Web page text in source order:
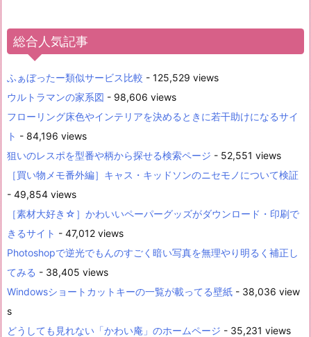
総合人気記事
ふぁぼったー類似サービス比較 - 125,529 views
ウルトラマンの家系図 - 98,606 views
フローリング床色やインテリアを決めるときに若干助けになるサイ
ト - 84,196 views
狙いのレスポを型番や柄から探せる検索ページ - 52,551 views
［買い物メモ番外編］キャス・キッドソンのニセモノについて検証
- 49,854 views
［素材大好き☆］かわいいペーパーグッズがダウンロード・印刷で
きるサイト - 47,012 views
Photoshopで逆光でもんのすごく暗い写真を無理やり明るく補正し
てみる - 38,405 views
Windowsショートカットキーの一覧が載ってる壁紙 - 38,036 view
s
どうしても見れない「かわい庵」のホームページ - 35,231 views